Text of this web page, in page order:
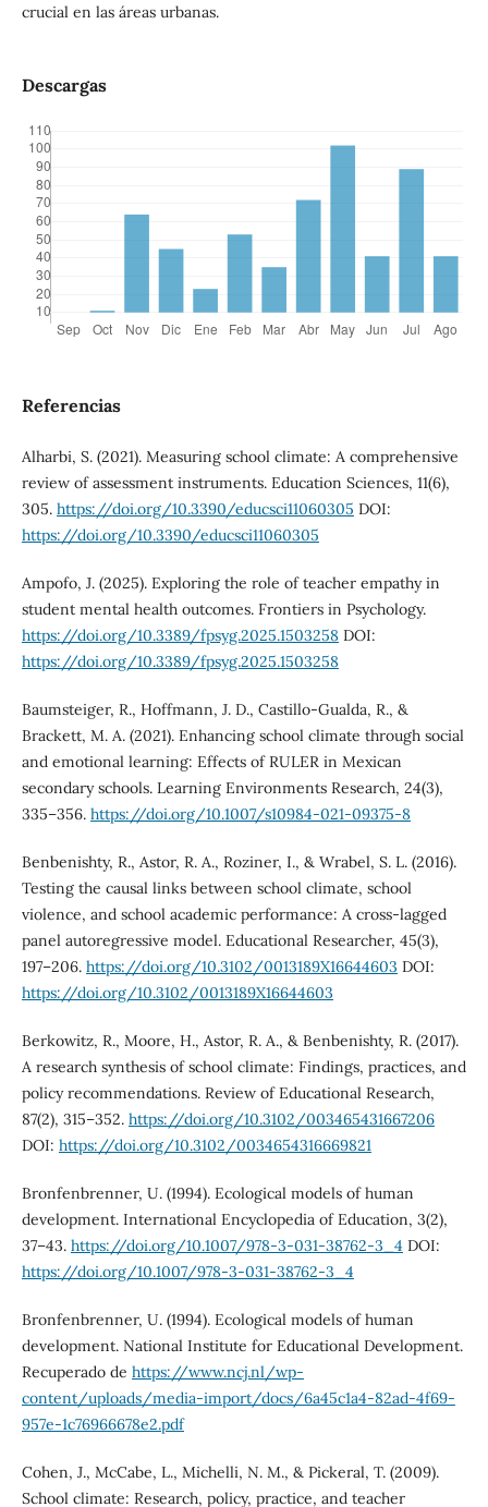
crucial en las áreas urbanas.
Descargas
Referencias
Alharbi, S. (2021). Measuring school climate: A comprehensive
review of assessment instruments. Education Sciences, 11(6),
305. https://doi.org/10.3390/educsci11060305 DOI:
https://doi.org/10.3390/educsci11060305
Ampofo, J. (2025). Exploring the role of teacher empathy in
student mental health outcomes. Frontiers in Psychology.
https://doi.org/10.3389/fpsyg.2025.1503258DOI:
https://doi.org/10.3389/fpsyg.2025.1503258
Baumsteiger, R., Hoffmann, J. D., Castillo-Gualda, R., &
Brackett, M. A. (2021). Enhancing school climate through social
and emotional learning: Effects of RULER in Mexican
secondary schools. Learning Environments Research, 24(3),
335–356. https://doi.org/10.1007/s10984-021-09375-8
Benbenishty, R., Astor, R. A., Roziner, I., & Wrabel, S. L. (2016).
Testing the causal links between school climate, school
violence, and school academic performance: A cross-lagged
panel autoregressive model. Educational Researcher, 45(3),
197–206. https://doi.org/10.3102/0013189X16644603 DOI:
https://doi.org/10.3102/0013189X16644603
Berkowitz, R., Moore, H., Astor, R. A., & Benbenishty, R. (2017).
A research synthesis of school climate: Findings, practices, and
policy recommendations. Review of Educational Research,
87(2), 315–352. https://doi.org/10.3102/003465431667206
DOI: https://doi.org/10.3102/0034654316669821
Bronfenbrenner, U. (1994). Ecological models of human
development. International Encyclopedia of Education, 3(2),
37–43. https://doi.org/10.1007/978-3-031-38762-3_4 DOI:
https://doi.org/10.1007/978-3-031-38762-3_4
Bronfenbrenner, U. (1994). Ecological models of human
development. National Institute for Educational Development.
Recuperado de https://www.ncj.nl/wp-
content/uploads/media-import/docs/6a45c1a4-82ad-4f69-
957e-1c76966678e2.pdf
Cohen, J., McCabe, L., Michelli, N. M., & Pickeral, T. (2009).
School climate: Research, policy, practice, and teacher